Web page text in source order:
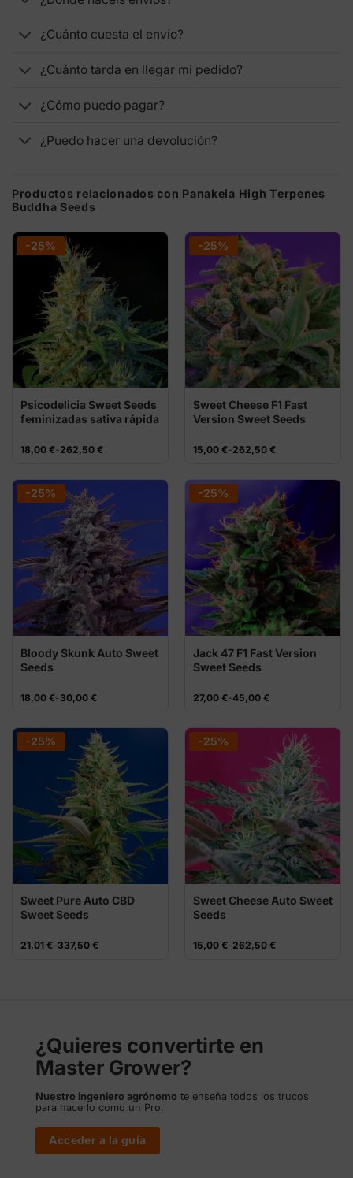
¿Cuánto cuesta el envío?
¿Cuánto tarda en llegar mi pedido?
¿Cómo puedo pagar?
¿Puedo hacer una devolución?
Productos relacionados con Panakeia High Terpenes
Buddha Seeds
-25%
Psicodelicia Sweet Seeds
feminizadas sativa rápida
18,00 €-262,50 €
Rango
18,00 €
hasta
262,50 €
-25%
Sweet Cheese F1 Fast
Version Sweet Seeds
15,00 €-262,50 €
Rango
15,00 €
hasta
262,50 €
-25%
Bloody Skunk Auto Sweet
Seeds
18,00 €-30,00 €
Rango
18,00 €
hasta
30,00 €
-25%
Jack 47 F1 Fast Version
Sweet Seeds
27,00 €-45,00 €
Rango
27,00 €
hasta
45,00 €
-25%
Sweet Pure Auto CBD
Sweet Seeds
21,01 €-337,50 €
Rango
-25%
Sweet Cheese Auto Sweet
Seeds
15,00 €-262,50 €
Rango
¿Quieres convertirte en
Master Grower?
Nuestro ingeniero agrónomo te enseña todos los trucos
para hacerlo como un Pro.
Acceder a la guía